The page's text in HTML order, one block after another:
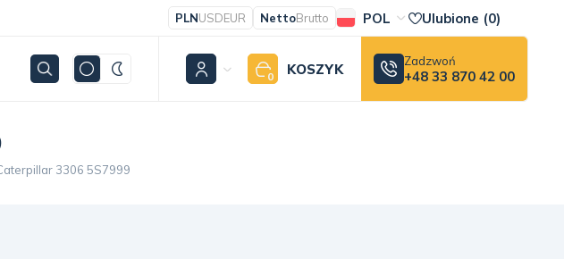
PLNUSDEUR NettoBrutto POL Ulubione (0)
0 KOSZYK Zadzwoń
+48 33 870 42 00
3306 5S7999